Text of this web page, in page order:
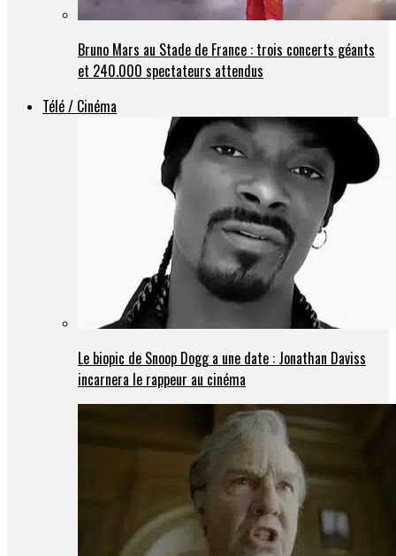
Bruno Mars au Stade de France : trois concerts géants
et 240.000 spectateurs attendus
Télé / Cinéma
Le biopic de Snoop Dogg a une date : Jonathan Daviss
incarnera le rappeur au cinéma